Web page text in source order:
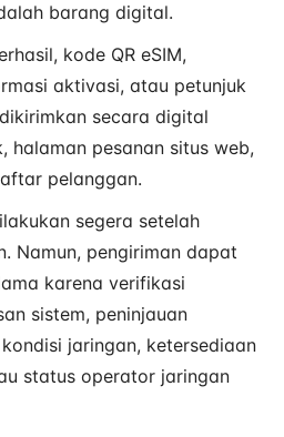
barang digital.
kode QR eSIM,
aktivasi, atau petunjuk
secara digital
halaman pesanan situs web,
pelanggan.
segera setelah
Namun, pengiriman dapat
karena verifikasi
sistem, peninjauan
jaringan, ketersediaan
status operator jaringan